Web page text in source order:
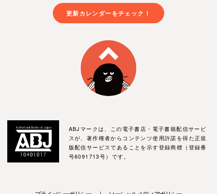
更新カレンダーをチェック！
ABJマークは、この電子書店・電子書籍配信サービ
スが、著作権者からコンテンツ使用許諾を得た正規
版配信サービスであることを示す登録商標（登録番
号6091713号）です。